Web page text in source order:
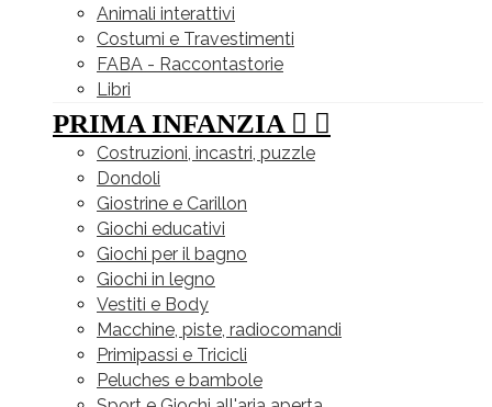
Animali interattivi
Costumi e Travestimenti
FABA - Raccontastorie
Libri
PRIMA INFANZIA  
Costruzioni, incastri, puzzle
Dondoli
Giostrine e Carillon
Giochi educativi
Giochi per il bagno
Giochi in legno
Vestiti e Body
Macchine, piste, radiocomandi
Primipassi e Tricicli
Peluches e bambole